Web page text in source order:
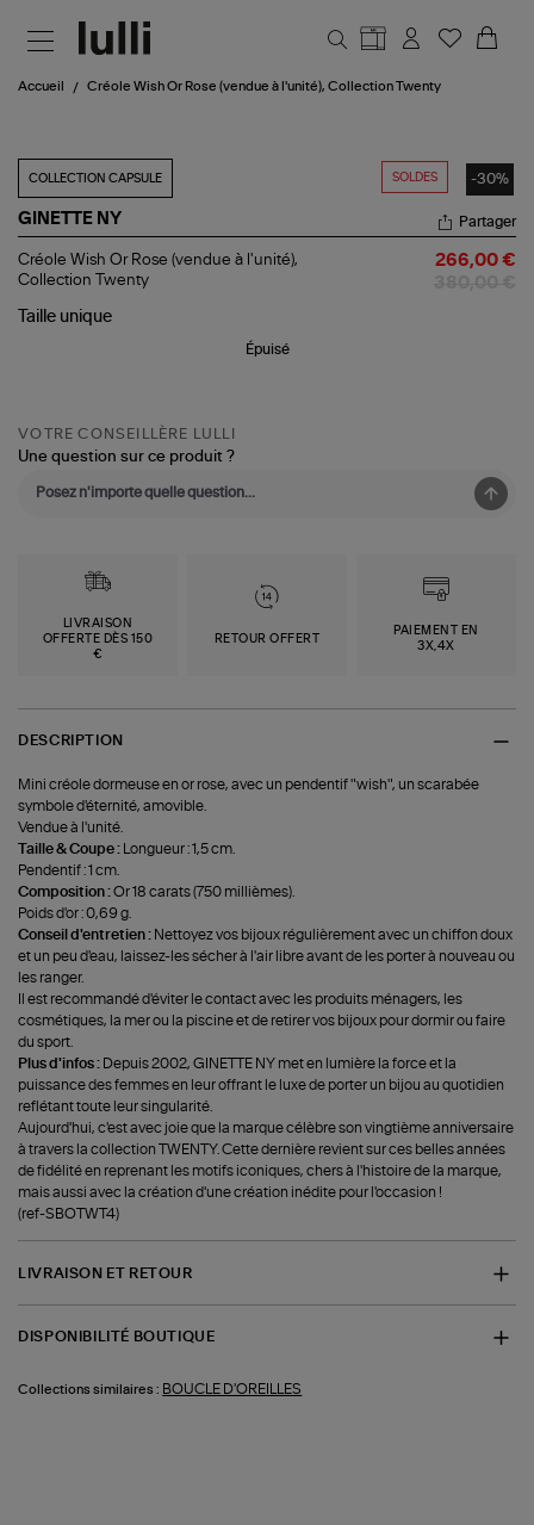
Accueil Créole Wish Or Rose (vendue à l'unité), Collection Twenty
SOLDES -30%
COLLECTION CAPSULE
GINETTE NY
Créole
Wish
Rose
Partager
Créole Wish Or Rose (vendue à l'unité),
Collection Twenty
266,00 €
Taille unique
Épuisé
VOTRE CONSEILLÈRE LULLI
Une question sur ce produit ?
LIVRAISON
OFFERTE DÈS 150
€
RETOUR OFFERT
PAIEMENT EN
3X,4X
DESCRIPTION
Mini créole dormeuse en or rose, avec un pendentif "wish", un scarabée
symbole d'éternité, amovible.
Vendue à l'unité.
Taille & Coupe :
Longueur : 1,5 cm.
Pendentif : 1 cm.
Composition :Or 18 carats (750 millièmes).
Poids d'or : 0,69 g.
Conseil d'entretien : Nettoyez vos bijoux régulièrement avec un chiffon doux
et un peu d'eau, laissez-les sécher à l'air libre avant de les porter à nouveau ou
les ranger.
Il est recommandé d'éviter le contact avec les produits ménagers, les
cosmétiques, la mer ou la piscine et de retirer vos bijoux pour dormir ou faire
du sport.
Plus d'infos : Depuis 2002, GINETTE NY met en lumière la force et la
puissance des femmes en leur offrant le luxe de porter un bijou au quotidien
reflétant toute leur singularité.
Aujourd'hui, c'est avec joie que la marque célèbre son vingtième anniversaire
à travers la collection TWENTY. Cette dernière revient sur ces belles années
de fidélité en reprenant les motifs iconiques, chers à l'histoire de la marque,
mais aussi avec la création d'une création inédite pour l'occasion !
(ref-SBOTWT4)
LIVRAISON ET RETOUR
DISPONIBILITÉ BOUTIQUE
Collections similaires : BOUCLE D'OREILLES